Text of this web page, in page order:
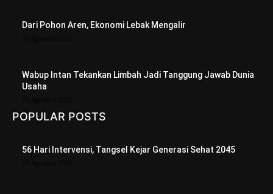
Dari Pohon Aren, Ekonomi Lebak Mengalir
Wabup Intan Tekankan Limbah Jadi Tanggung Jawab Dunia
Usaha
POPULAR POSTS
56 Hari Intervensi, Tangsel Kejar Generasi Sehat 2045